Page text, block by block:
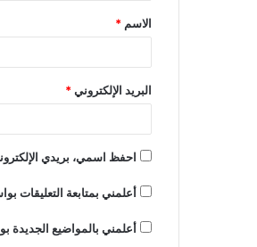
الاسم *
البريد الإلكتروني*
احفظ اسمي، بريدي
أعلمني بمتابعة التعليقات
أعلمني بالمواضيع الجديدة